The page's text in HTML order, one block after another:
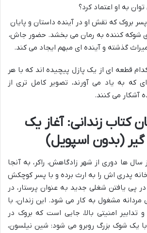
به او اعتماد کرد؟
پسر بروک که نقش او در آینده داستان و پایان
شوکه کننده به رمان می بخشد. حضور جاش،
میراث گذشته و آینده ای مبهم ایجاد می کند.
قطعه ای از یک پازل پیچیده اند که با هر
که به یاد می آورند، تصویر کامل تری از
آشکار می کنند.
کتاب زندانی: آغاز یک
(بدون اسپویل)
سال ها دوری از شهر زادگاهش، راکر، به آنجا
پدری اش را به ارث برده و با پسر کوچکش
پی یافتن شغلی جدید به عنوان پرستار، در
مردانه مشغول به کار می شود. این زندان، با
تدابیر امنیتی بالا، جایی است که بروک در
با یک شوک بزرگ روبرو می شود: شین نیلسون،